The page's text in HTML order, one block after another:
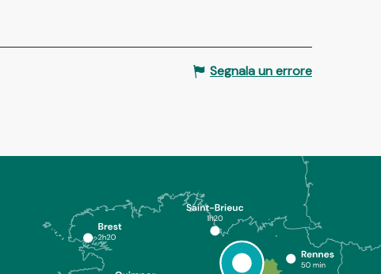
Segnala un errore